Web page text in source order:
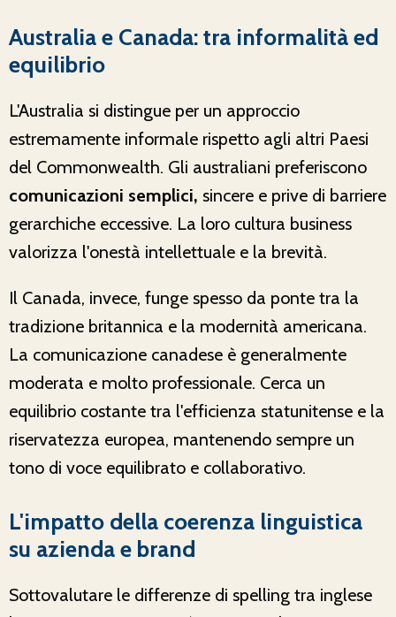
Australia e Canada: tra informalità ed
equilibrio
L'Australia si distingue per un approccio
estremamente informale rispetto agli altri Paesi
del Commonwealth. Gli australiani preferiscono
comunicazioni semplici, sincere e prive di barriere
gerarchiche eccessive. La loro cultura business
valorizza l'onestà intellettuale e la brevità.
Il Canada, invece, funge spesso da ponte tra la
tradizione britannica e la modernità americana.
La comunicazione canadese è generalmente
moderata e molto professionale. Cerca un
equilibrio costante tra l'efficienza statunitense e la
riservatezza europea, mantenendo sempre un
tono di voce equilibrato e collaborativo.
L'impatto della coerenza linguistica
su azienda e brand
Sottovalutare le differenze di spelling tra inglese